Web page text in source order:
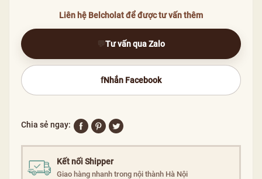
Liên hệ Belcholat để được tư vấn thêm
Tư vấn qua Zalo
fNhắn Facebook
Chia sẻ ngay:
Kết nối Shipper
Giao hàng nhanh trong nội thành Hà Nội